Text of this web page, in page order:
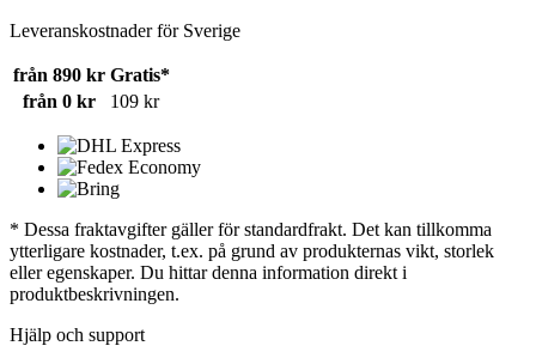
Leveranskostnader för Sverige
från 890 kr Gratis*
från 0 kr
109 kr
* Dessa fraktavgifter gäller för standardfrakt. Det kan tillkomma
ytterligare kostnader, t.ex. på grund av produkternas vikt, storlek
eller egenskaper. Du hittar denna information direkt i
produktbeskrivningen.
Hjälp och support